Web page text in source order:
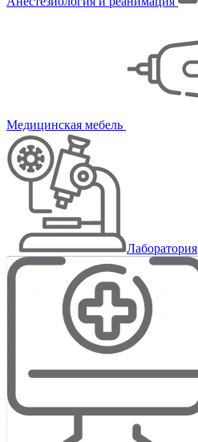
Медицинская мебель
Лаборатория